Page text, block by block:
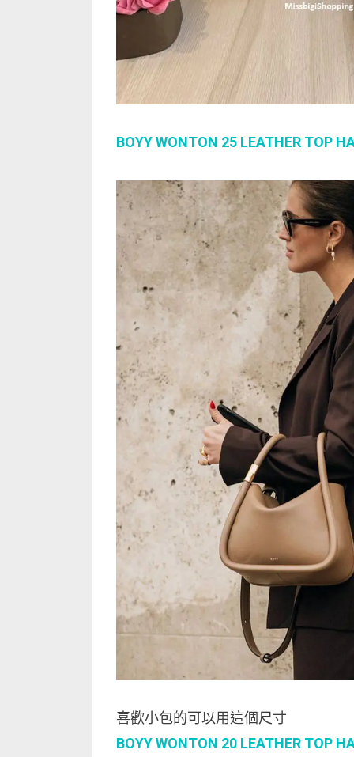
BOYY WONTON 25 LEATHER TOP
喜歡小包的可以用這個尺寸
BOYY WONTON 20 LEATHER TOP